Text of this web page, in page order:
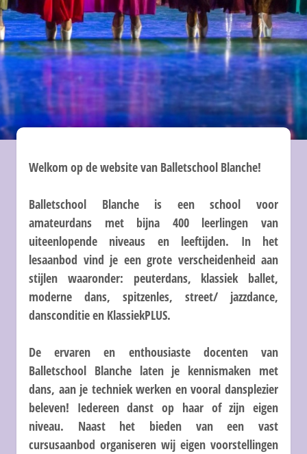
Balletschool Blanche
Welkom op de website van Balletschool Blanche!
Balletschool Blanche is een school voor
amateurdans met bijna 400 leerlingen van
uiteenlopende niveaus en leeftijden. In het
lesaanbod vind je een grote verscheidenheid aan
stijlen waaronder: peuterdans, klassiek ballet,
moderne dans, spitzenles, street/ jazzdance,
dansconditie en KlassiekPLUS.
De ervaren en enthousiaste docenten van
Balletschool Blanche laten je kennismaken met
dans, aan je techniek werken en vooral dansplezier
beleven! Iedereen danst op haar of zijn eigen
niveau. Naast het bieden van een vast
cursusaanbod organiseren wij eigen voorstellingen